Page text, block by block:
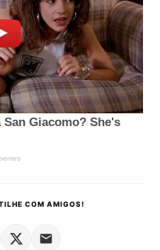
COM AMIGOS!